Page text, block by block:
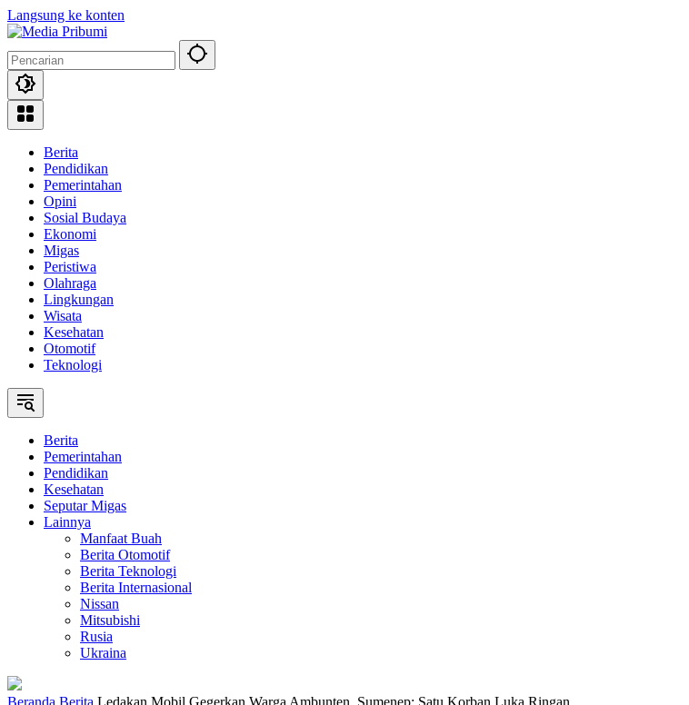
Langsung ke konten
Berita
Pendidikan
Pemerintahan
Opini
Sosial Budaya
Ekonomi
Migas
Peristiwa
Olahraga
Lingkungan
Wisata
Kesehatan
Otomotif
Teknologi
Berita
Pemerintahan
Pendidikan
Kesehatan
Seputar Migas
Lainnya
Manfaat Buah
Berita Otomotif
Berita Teknologi
Berita Internasional
Nissan
Mitsubishi
Rusia
Ukraina
Beranda Berita Ledakan Mobil Gegerkan Warga Ambunten, Sumenep: Satu Korban Luka Ringan